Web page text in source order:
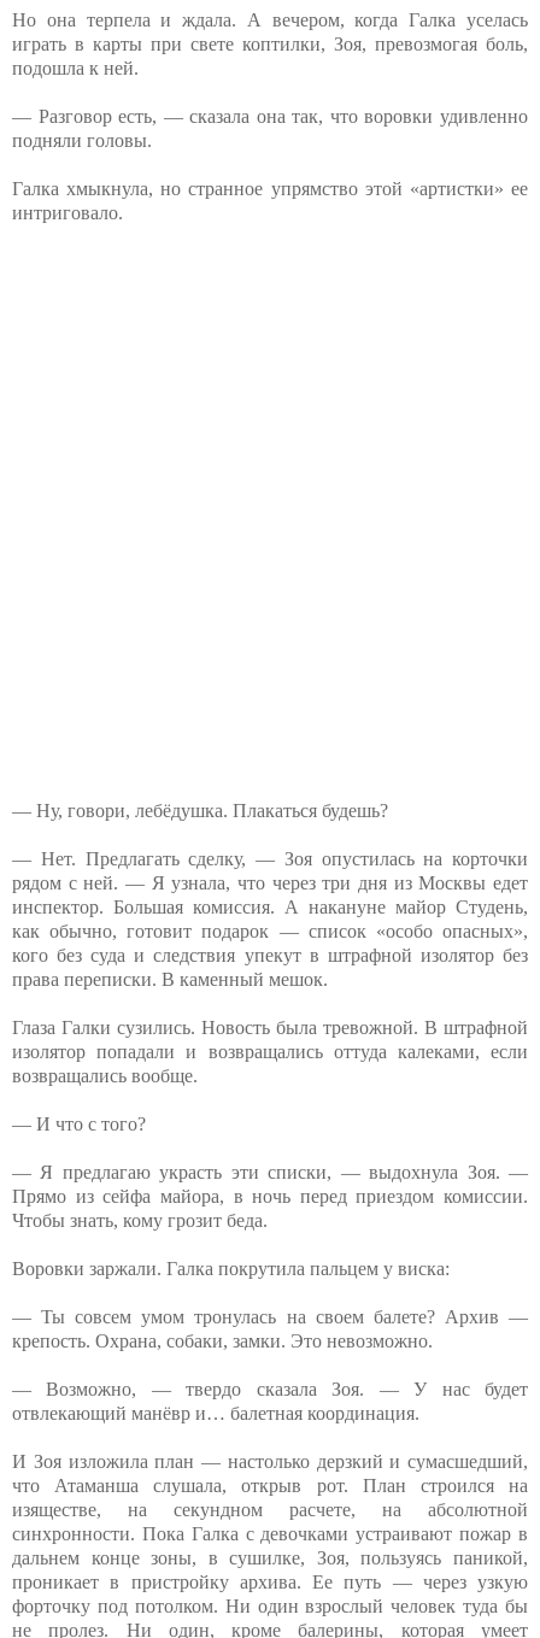
Но она терпела и ждала. А вечером, когда Галка уселась
играть в карты при свете коптилки, Зоя, превозмогая боль,
подошла к ней.
— Разговор есть, — сказала она так, что воровки удивленно
подняли головы.
Галка хмыкнула, но странное упрямство этой «артистки» ее
интриговало.
— Ну, говори, лебёдушка. Плакаться будешь?
— Нет. Предлагать сделку, — Зоя опустилась на корточки
рядом с ней. — Я узнала, что через три дня из Москвы едет
инспектор. Большая комиссия. А накануне майор Студень,
как обычно, готовит подарок — список «особо опасных»,
кого без суда и следствия упекут в штрафной изолятор без
права переписки. В каменный мешок.
Глаза Галки сузились. Новость была тревожной. В штрафной
изолятор попадали и возвращались оттуда калеками, если
возвращались вообще.
— И что с того?
— Я предлагаю украсть эти списки, — выдохнула Зоя. —
Прямо из сейфа майора, в ночь перед приездом комиссии.
Чтобы знать, кому грозит беда.
Воровки заржали. Галка покрутила пальцем у виска:
— Ты совсем умом тронулась на своем балете? Архив —
крепость. Охрана, собаки, замки. Это невозможно.
— Возможно, — твердо сказала Зоя. — У нас будет
отвлекающий манёвр и… балетная координация.
И Зоя изложила план — настолько дерзкий и сумасшедший,
что Атаманша слушала, открыв рот. План строился на
изяществе, на секундном расчете, на абсолютной
синхронности. Пока Галка с девочками устраивают пожар в
дальнем конце зоны, в сушилке, Зоя, пользуясь паникой,
проникает в пристройку архива. Ее путь — через узкую
форточку под потолком. Ни один взрослый человек туда бы
не пролез. Ни один, кроме балерины, которая умеет